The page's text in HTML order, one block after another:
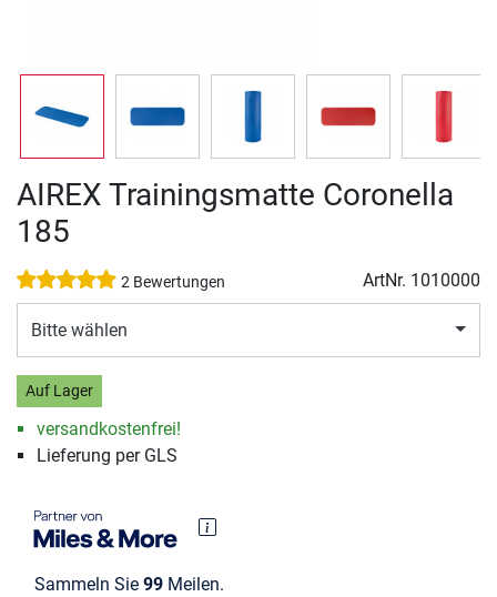
AIREX Trainingsmatte Coronella
185
2 Bewertungen ArtNr. 1010000
Bitte wählen
Auf Lager
versandkostenfrei!
Lieferung per GLS
Sammeln Sie 99 Meilen.